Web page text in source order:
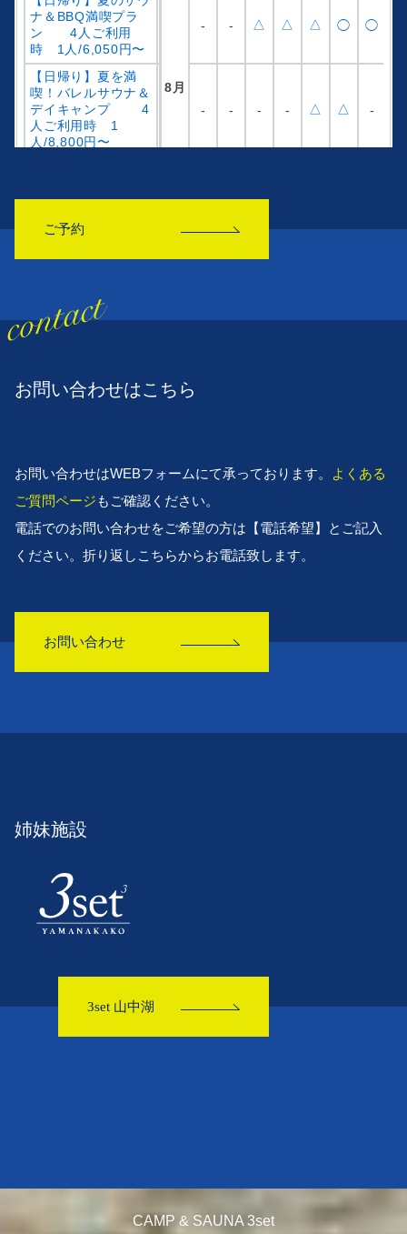
ご予約
お問い合わせはこちら
お問い合わせはWEBフォームにて承っております。
よくある
ご質問ページもご確認ください。
電話でのお問い合わせをご希望の方は【電話希望】とご記入
ください。折り返しこちらからお電話致します。
お問い合わせ
姉妹施設
3set 山中湖
CAMP & SAUNA 3set